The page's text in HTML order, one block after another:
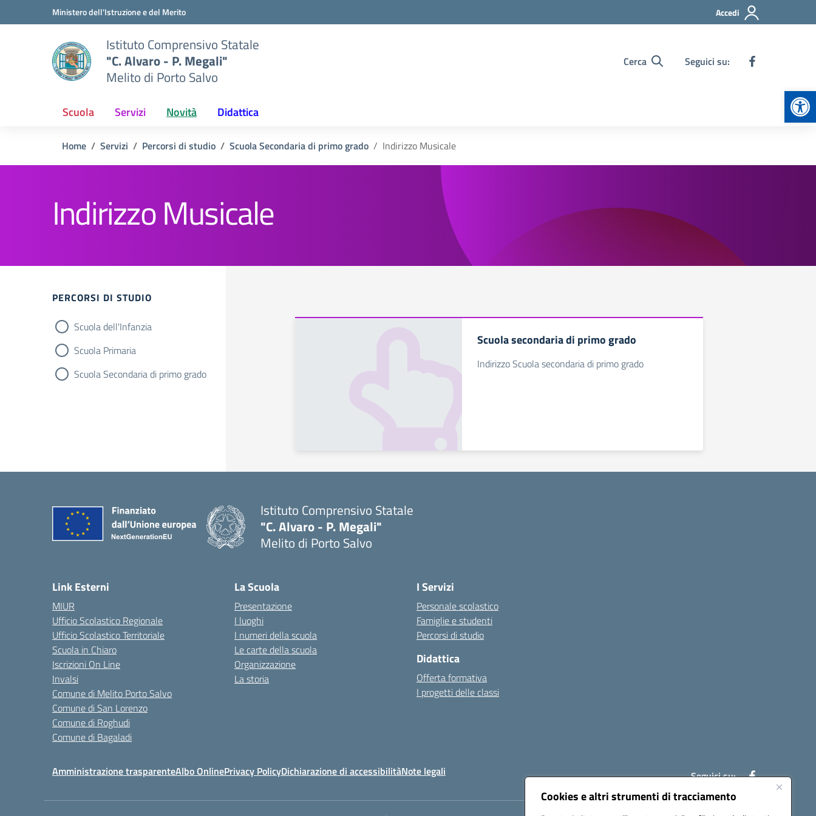
Cookies e altri strumenti di tracciamento
Vai ai contenuti
Vai al menu di navigazioneMinistero dell'Istruzione e del Merito Accedi
Istituto Comprensivo Statale
"C. Alvaro - P. Megali"
Melito di Porto Salvo
Cerca Seguici su:
Scuola Servizi Novità Didattica
Home Servizi Percorsi di studio Scuola Secondaria di primo grado Indirizzo Musicale
Indirizzo Musicale
Filtri
PERCORSI DI STUDIO
Scuola dell'Infanzia
Scuola Primaria
Scuola Secondaria di primo grado
Scuola secondaria di primo grado
Indirizzo Scuola secondaria di primo grado
Istituto Comprensivo Statale
"C. Alvaro - P. Megali"
Melito di Porto Salvo
Link Esterni
MIUR
Ufficio Scolastico Regionale
Ufficio Scolastico Territoriale
Scuola in Chiaro
Iscrizioni On Line
Invalsi
Comune di Melito Porto Salvo
Comune di San Lorenzo
Comune di Roghudi
Comune di Bagaladi
La Scuola
Presentazione
I luoghi
I numeri della scuola
Le carte della scuola
Organizzazione
La storia
I Servizi
Personale scolastico
Famiglie e studenti
Percorsi di studio
Didattica
Offerta formativa
I progetti delle classi
Amministrazione trasparenteAlbo OnlinePrivacy PolicyDichiarazione di accessibilitàNote legali Seguici su: